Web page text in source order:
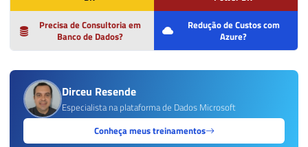
Precisa de Consultoria em
Banco de Dados?
Redução de Custos com
Azure?
Dirceu Resende
Especialista na plataforma de Dados Microsoft
Conheça meus treinamentos